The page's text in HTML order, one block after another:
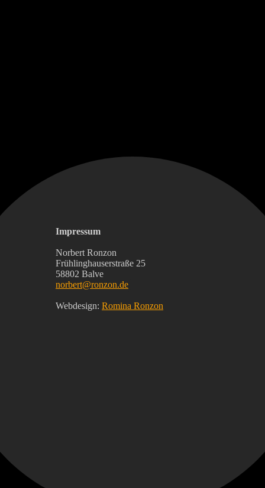
Impressum
Norbert Ronzon
Frühlinghauserstraße 25
58802 Balve
norbert@ronzon.de
Webdesign: Romina Ronzon